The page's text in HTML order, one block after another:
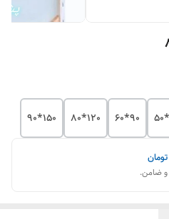
90*60
120*80
150*90
تومان